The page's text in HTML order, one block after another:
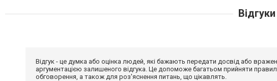
Відгуки
Відгук - це думка або оцінка людей, які бажають передати досвід або
аргументацією залишеного відгука. Це допоможе багатьом прийняти
обговорення, а також для роз'яснення питань, що цікавлять.